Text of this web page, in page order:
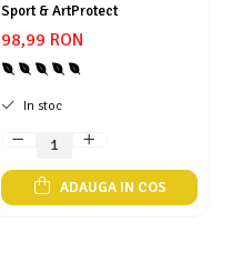
Sport & ArtProtect
98,99 RON
In stoc
ADAUGA IN COS